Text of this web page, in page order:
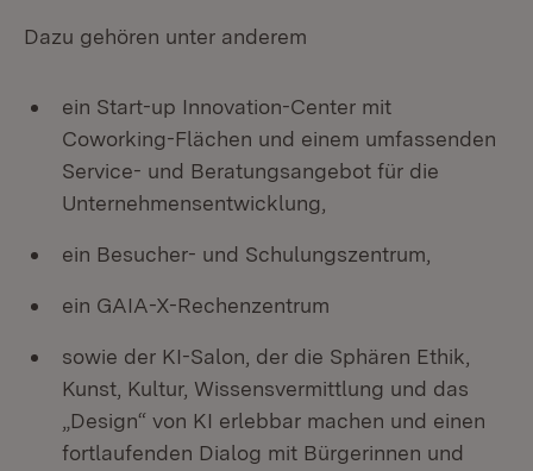
Dazu gehören unter anderem
ein Start-up Innovation-Center mit
Coworking-Flächen und einem umfassenden
Service- und Beratungsangebot für die
Unternehmensentwicklung,
ein Besucher- und Schulungszentrum,
ein GAIA-X-Rechenzentrum
sowie der KI-Salon, der die Sphären Ethik,
Kunst, Kultur, Wissensvermittlung und das
„Design“ von KI erlebbar machen und einen
fortlaufenden Dialog mit Bürgerinnen und